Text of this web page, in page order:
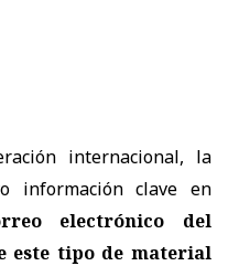
internacional, la
información clave en
electrónico del
este tipo de material